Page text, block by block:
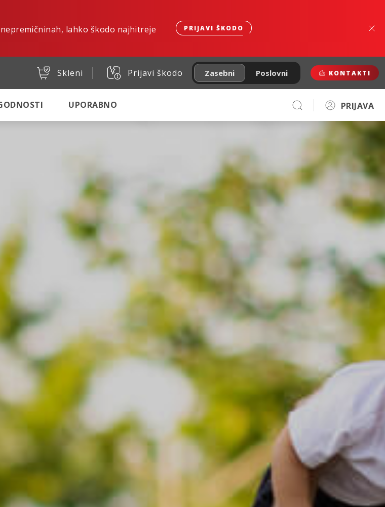
lahko škodo najhitreje
PRIJAVI ŠKODO
Skleni Prijavi škodo Zasebni Poslovni KONTAKTI
UPORABNO PRIJAVA